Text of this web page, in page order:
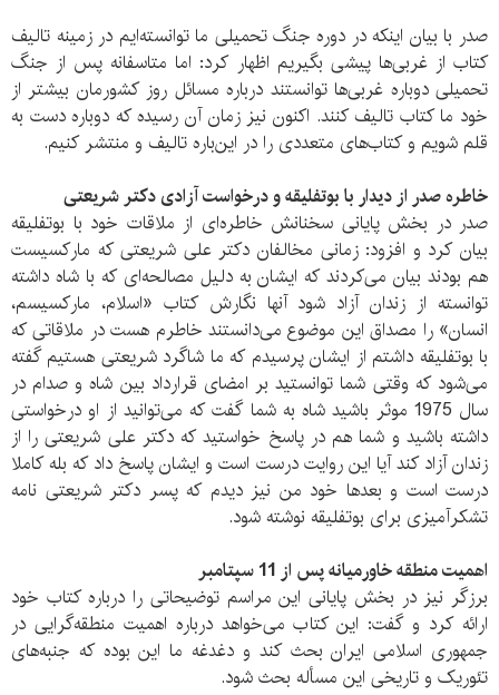
صدر با بیان اینکه در دوره جنگ تحمیلی ما توانسته‌ایم در زمینه تالیف
کتاب از غربی‌ها پیشی بگیریم‌ اظهار کرد: اما متاسفانه‌ پس از جنگ
تحمیلی دوباره غربی‌ها توانستند درباره‌ مسائل روز کشورمان‌ بیشتر از
خود ما کتاب تالیف کنند. اکنون نیز زمان آن رسیده که دوباره دست به
قلم شویم‌ و کتاب‌های متعددی را در این‌باره‌ تالیف و منتشر کنیم‌.
خاطره صدر از دیدار با بوتفلیقه و درخواست آزادی دکتر شریعتی
صدر در بخش پایانی سخنانش خاطره‌ای از ملاقات خود با بوتفلیقه‌
بیان کرد‌ و افزود: زمانی مخالفان دکتر علی شریعتی که مارکسیست
هم بودند بیان می‌کردند که ایشان‌ به دلیل مصالحه‌‌ای که با شاه داشته‌
توانسته‌ از زندان آزاد شود‌ آنها نگارش کتاب «اسلام، مارکسیسم‌،
انسان‌» را مصداق این موضوع می‌دانستند خاطرم هست در ملاقاتی که
با بوتفلیقه‌ داشتم از ایشان پرسیدم که ما شاگرد شریعتی هستیم‌ گفته
می‌شود که وقتی شما توانستید بر امضای قرارداد بین شاه و صدام در
سال 1975 موثر باشید‌ شاه به شما گفت که می‌توانید از او درخواستی
داشته باشید و شما هم در پاسخ خواستید که دکتر علی شریعتی را از
زندان آزاد کند آیا این روایت درست است و ایشان پاسخ داد که بله کاملا
درست است و بعد‌ها‌‌ خود من نیز دیدم که پسر دکتر شریعتی نامه
تشکر‌آمیزی برای بوتفلیقه‌ نوشته شود.
اهمیت منطقه خاور‌میانه پس از 11 سپتامبر
برزگر نیز در بخش پایانی این مراسم توضیحاتی را درباره کتاب خود
ارائه کرد و گفت: این کتاب می‌خواهد درباره اهمیت منطقه‌گرایی در
جمهوری اسلامی ایران بحث کند و دغدغه ما این بوده که جنبه‌های
تئوریک و تاریخی این مسأله بحث شود.